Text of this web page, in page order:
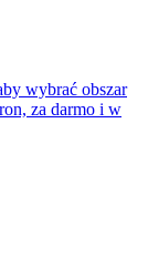
wybrać obszar
za darmo i w